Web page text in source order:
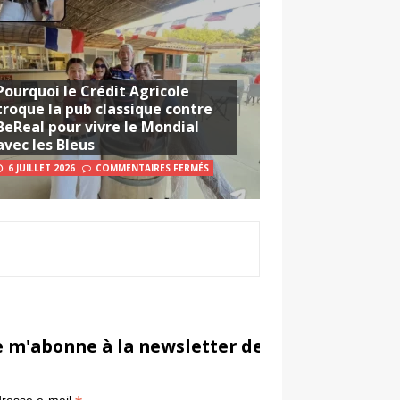
le Crédit Agricole
la pub classique contre
pour vivre le Mondial
les Bleus
6 JUILLET 2026 COMMENTAIRES FERMÉS
m'abonne à la newsletter de